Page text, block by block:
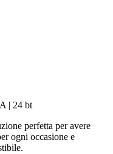
| 24 bt
perfetta per avere
ogni occasione e